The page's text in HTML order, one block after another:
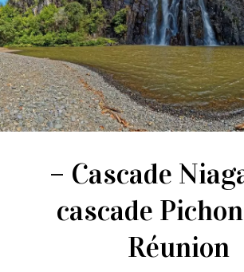
– Cascade
cascade
Réunion